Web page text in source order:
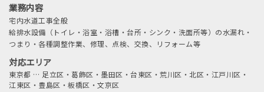
業務内容
宅内水道工事全般
給排水設備（トイレ・浴室・浴槽・台所・シンク・洗面所等）の水漏れ・
つまり・各種調整作業、修理、点検、交換、リフォーム等
対応エリア
東京都 … 足立区・葛飾区・墨田区・台東区・荒川区・北区・江戸川区・
江東区・豊島区・板橋区・文京区